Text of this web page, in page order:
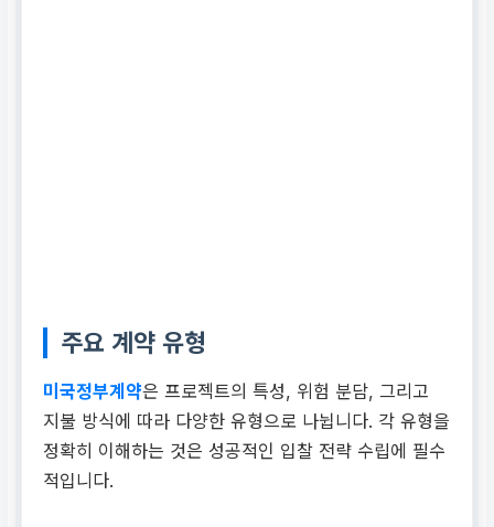
주요 계약 유형
미국정부계약은 프로젝트의 특성, 위험 분담, 그리고
지불 방식에 따라 다양한 유형으로 나뉩니다. 각 유형을
정확히 이해하는 것은 성공적인 입찰 전략 수립에 필수
적입니다.